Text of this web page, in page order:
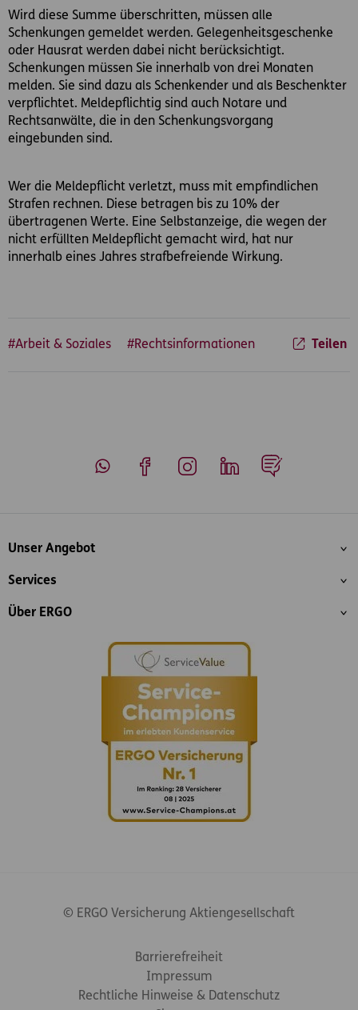
Wird diese Summe überschritten, müssen alle
Schenkungen gemeldet werden. Gelegenheitsgeschenke
oder Hausrat werden dabei nicht berücksichtigt.
Schenkungen müssen Sie innerhalb von drei Monaten
melden. Sie sind dazu als Schenkender und als Beschenkter
verpflichtet. Meldepflichtig sind auch Notare und
Rechtsanwälte, die in den Schenkungsvorgang
eingebunden sind.
Wer die Meldepflicht verletzt, muss mit empfindlichen
Strafen rechnen. Diese betragen bis zu 10% der
übertragenen Werte. Eine Selbstanzeige, die wegen der
nicht erfüllten Meldepflicht gemacht wird, hat nur
innerhalb eines Jahres strafbefreiende Wirkung.
#Arbeit & Soziales #Rechtsinformationen Teilen
Inhaltsübersicht
Unser Angebot
Services
Über ERGO
© ERGO Versicherung Aktiengesellschaft
Barrierefreiheit
Impressum
Rechtliche Hinweise & Datenschutz